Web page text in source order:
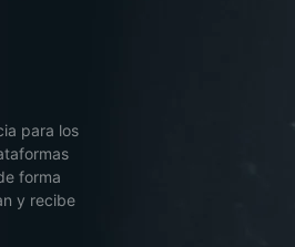
para los
forma
y recibe